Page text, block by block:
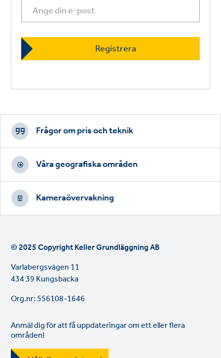
Footer
CTAs
Frågor om pris och teknik
Våra geografiska områden
Kameraövervakning
© 2025 Copyright Keller Grundläggning AB
Varlabergsvägen 11
434 39 Kungsbacka
Org.nr: 556108-1646
Anmäl dig för att få uppdateringar om ett eller flera
områden!